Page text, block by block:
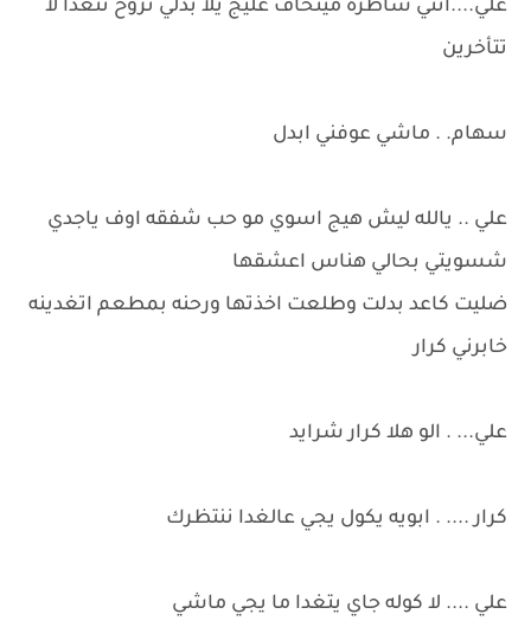
علي....انتي شاطره مينخاف عليج يلا بدلي نروح نتغدا لا
تتأخرين
سهام. . ماشي عوفني ابدل
علي .. يالله ليش هيج اسوي مو حب شفقه اوف ياجدي
شسويتي بحالي هناس اعشقها
ضليت كاعد بدلت وطلعت اخذتها ورحنه بمطعم اتغدينه
خابرني كرار
علي... . الو هلا كرار شرايد
كرار .... . ابويه يكول يجي عالغدا ننتظرك
علي .... لا كوله جاي يتغدا ما يجي ماشي